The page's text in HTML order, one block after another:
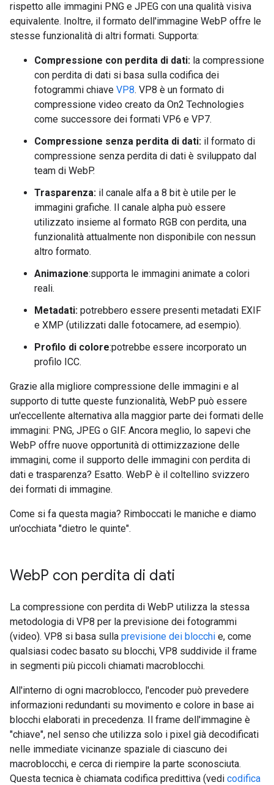
rispetto alle immagini PNG e JPEG con una qualità visiva
equivalente. Inoltre, il formato dell'immagine WebP offre le
stesse funzionalità di altri formati. Supporta:
Compressione con perdita di dati: la compressione
con perdita di dati si basa sulla codifica dei
fotogrammi chiave VP8. VP8 è un formato di
compressione video creato da On2 Technologies
come successore dei formati VP6 e VP7.
Compressione senza perdita di dati: il formato di
compressione senza perdita di dati è sviluppato dal
team di WebP.
Trasparenza: il canale alfa a 8 bit è utile per le
immagini grafiche. Il canale alpha può essere
utilizzato insieme al formato RGB con perdita, una
funzionalità attualmente non disponibile con nessun
altro formato.
Animazione:supporta le immagini animate a colori
reali.
Metadati: potrebbero essere presenti metadati EXIF
e XMP (utilizzati dalle fotocamere, ad esempio).
Profilo di colore:potrebbe essere incorporato un
profilo ICC.
Grazie alla migliore compressione delle immagini e al
supporto di tutte queste funzionalità, WebP può essere
un'eccellente alternativa alla maggior parte dei formati delle
immagini: PNG, JPEG o GIF. Ancora meglio, lo sapevi che
WebP offre nuove opportunità di ottimizzazione delle
immagini, come il supporto delle immagini con perdita di
dati e trasparenza? Esatto. WebP è il coltellino svizzero
dei formati di immagine.
Come si fa questa magia? Rimboccati le maniche e diamo
un'occhiata "dietro le quinte".
WebP con perdita di dati
La compressione con perdita di WebP utilizza la stessa
metodologia di VP8 per la previsione dei fotogrammi
(video). VP8 si basa sulla previsione dei blocchi e, come
qualsiasi codec basato su blocchi, VP8 suddivide il frame
in segmenti più piccoli chiamati macroblocchi.
All'interno di ogni macroblocco, l'encoder può prevedere
informazioni redundanti su movimento e colore in base ai
blocchi elaborati in precedenza. Il frame dell'immagine è
"chiave", nel senso che utilizza solo i pixel già decodificati
nelle immediate vicinanze spaziale di ciascuno dei
macroblocchi, e cerca di riempire la parte sconosciuta.
Questa tecnica è chiamata codifica predittiva (vedi codifica